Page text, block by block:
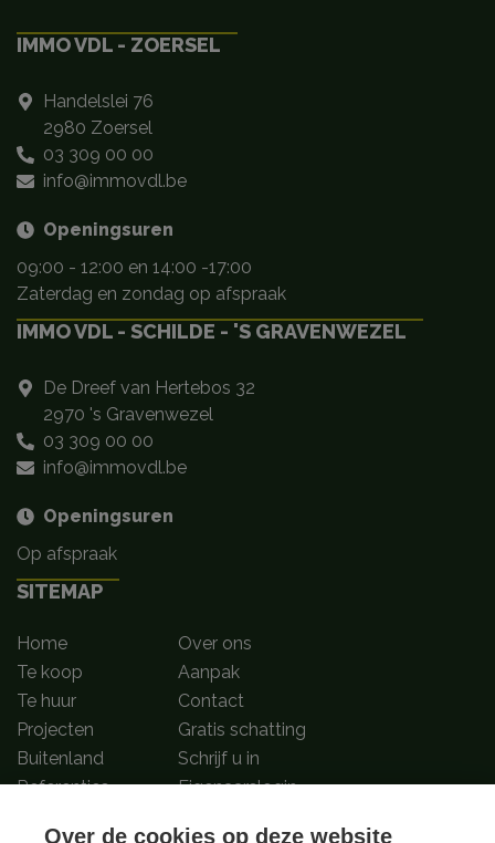
IMMO VDL - ZOERSEL
Handelslei 76
2980 Zoersel
03 309 00 00
info@immovdl.be
Openingsuren
09:00 - 12:00 en 14:00 -17:00
Zaterdag en zondag op afspraak
IMMO VDL - SCHILDE - 'S GRAVENWEZEL
De Dreef van Hertebos 32
2970 's Gravenwezel
03 309 00 00
info@immovdl.be
Openingsuren
Op afspraak
SITEMAP
Home
Te koop
Te huur
Projecten
Buitenland
Referenties
Over ons
Aanpak
Contact
Gratis schatting
Schrijf u in
Eigenaarslogin
Over de cookies op deze website